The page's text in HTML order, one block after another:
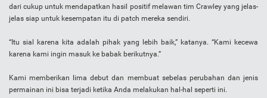
dari cukup untuk mendapatkan hasil positif melawan tim Crawley yang jelas-
jelas siap untuk kesempatan itu di patch mereka sendiri.
“Itu sial karena kita adalah pihak yang lebih baik,” katanya. “Kami kecewa
karena kami ingin masuk ke babak berikutnya.”
Kami memberikan lima debut dan membuat sebelas perubahan dan jenis
permainan ini bisa terjadi ketika Anda melakukan hal-hal seperti ini.